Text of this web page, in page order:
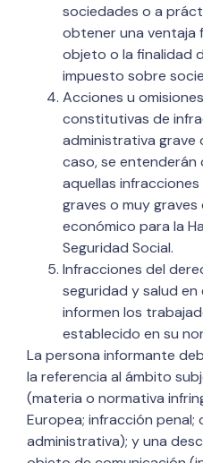
sociedades o a
obtener una ventaja
objeto o la finalidad
impuesto sobre
Acciones u
constitutivas de
administrativa grave
caso, se
aquellas
graves o muy
económico para la
Seguridad Social.
Infracciones del
seguridad y salud
informen los
establecido en su
La persona informante
la referencia al ámbito
(materia o normativa
Europea; infracción penal;
administrativa); y una